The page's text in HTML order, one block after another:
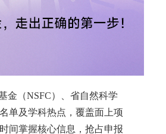
周炎、根尖周脓肿、牙根折断
在上午、下午和晚上三个时段